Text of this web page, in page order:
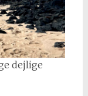
dejlige